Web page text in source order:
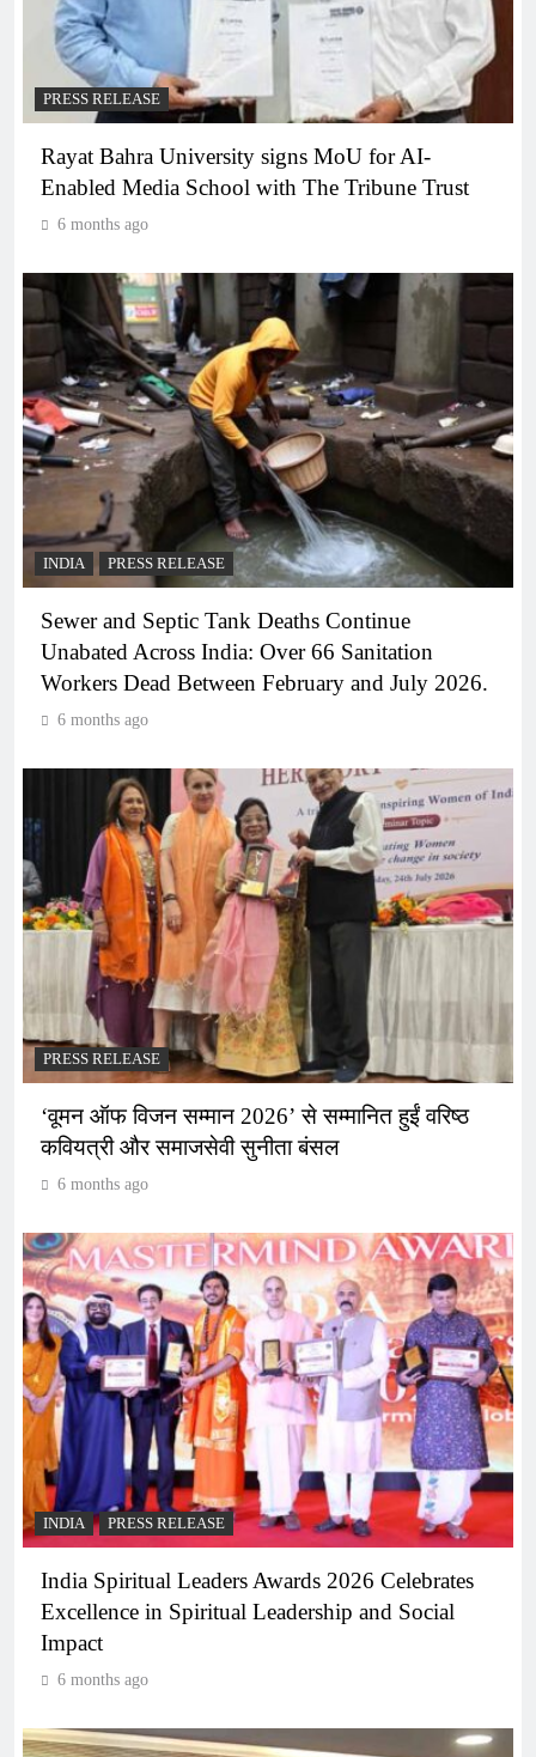
PRESS RELEASE
Rayat Bahra University signs MoU for AI-
Enabled Media School with The Tribune Trust
6 months ago
INDIA PRESS RELEASE
Sewer and Septic Tank Deaths Continue
Unabated Across India: Over 66 Sanitation
Workers Dead Between February and July 2026.
6 months ago
PRESS RELEASE
‘वूमन ऑफ विजन सम्मान 2026’ से सम्मानित हुईं वरिष्ठ
कवियत्री और समाजसेवी सुनीता बंसल
6 months ago
INDIA PRESS RELEASE
India Spiritual Leaders Awards 2026 Celebrates
Excellence in Spiritual Leadership and Social
Impact
6 months ago